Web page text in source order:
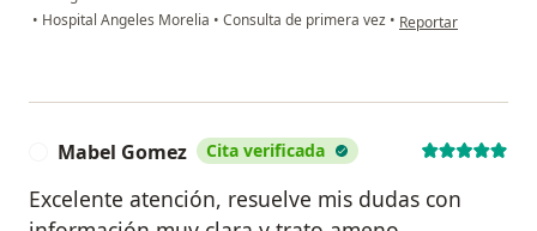
• Hospital Angeles Morelia • Consulta de primera vez • en opinión del
Reportar
Mabel Gomez Cita verificada
Excelente atención, resuelve mis dudas con